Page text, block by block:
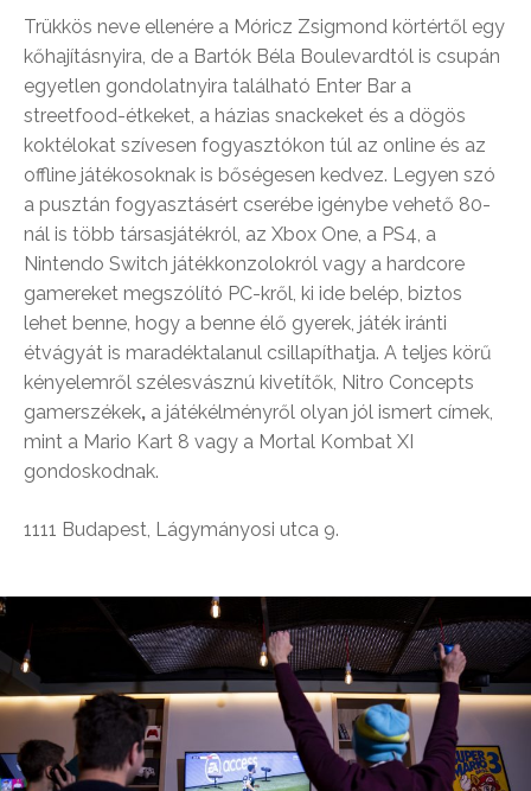
Trükkös neve ellenére a Móricz Zsigmond körtértől egy
kőhajításnyira, de a Bartók Béla Boulevardtól is csupán
egyetlen gondolatnyira található Enter Bar a
streetfood-étkeket, a házias snackeket és a dögös
koktélokat szívesen fogyasztókon túl az online és az
offline játékosoknak is bőségesen kedvez. Legyen szó
a pusztán fogyasztásért cserébe igénybe vehető 80-
nál is több társasjátékról, az Xbox One, a PS4, a
Nintendo Switch játékkonzolokról vagy a hardcore
gamereket megszólító PC-kről, ki ide belép, biztos
lehet benne, hogy a benne élő gyerek, játék iránti
étvágyát is maradéktalanul csillapíthatja. A teljes körű
kényelemről szélesvásznú kivetítők, Nitro Concepts
gamerszékek, a játékélményről olyan jól ismert címek,
mint a Mario Kart 8 vagy a Mortal Kombat XI
gondoskodnak.
1111 Budapest, Lágymányosi utca 9.